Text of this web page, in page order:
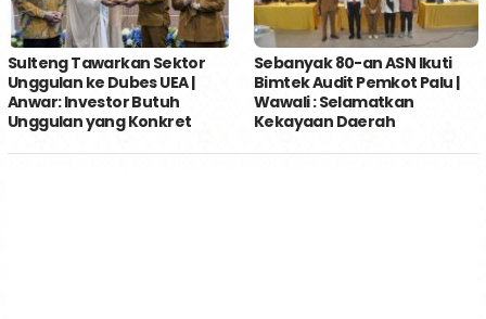
Sulteng Tawarkan Sektor
Unggulan ke Dubes UEA |
Anwar: Investor Butuh
Unggulan yang Konkret
Sebanyak 80-an ASN Ikuti
Bimtek Audit Pemkot Palu |
Wawali : Selamatkan
Kekayaan Daerah